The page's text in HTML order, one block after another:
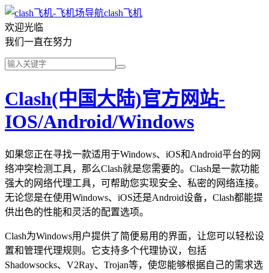
clash飞机
欢迎光临
我们一直在努力
Clash(中国大陆)官方网站-
IOS/Android/Windows
如果您正在寻找一款适用于Windows、iOS和Android平台的网
络冲突检测工具，那么Clash就是您需要的。Clash是一款功能
强大的网络代理工具，可帮助您实现安全、私密的网络连接。
无论您是在使用Windows、iOS还是Android设备，Clash都能提
供出色的性能和灵活的配置选项。
Clash为Windows用户提供了简便易用的界面，让您可以轻松设
置和管理代理规则。它支持多个代理协议，包括
Shadowsocks、V2Ray、Trojan等，使您能够根据自己的需求选